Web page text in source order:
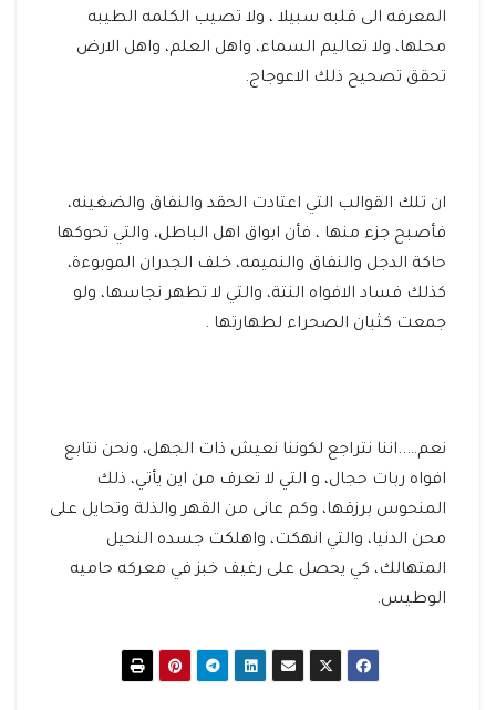
المعرفه الى قلبه سبيلا ، ولا تصيب الكلمه الطيبه
محلها، ولا تعاليم السماء، واهل العلم، واهل الارض
تحقق تصحيح ذلك الاعوجاج.
ان تلك القوالب التي اعتادت الحقد والنفاق والضغينه،
فأصبح جزء منها ، فأن ابواق اهل الباطل، والتي تحوكها
حاكة الدجل والنفاق والنميمه، خلف الجدران الموبوءة،
كذلك فساد الافواه النتة، والتي لا تطهر نجاسها، ولو
جمعت كثبان الصحراء لطهارتها .
نعم…..اننا نتراجع لكوننا نعيش ذات الجهل، ونحن نتابع
افواه ربات حجال، و التي لا تعرف من اين يأتي، ذلك
المنحوس برزقها، وكم عانى من القهر والذلة وتحايل على
محن الدنيا، والتي انهكت، واهلكت جسده النحيل
المتهالك، كي يحصل على رغيف خبز في معركه حاميه
الوطيس.